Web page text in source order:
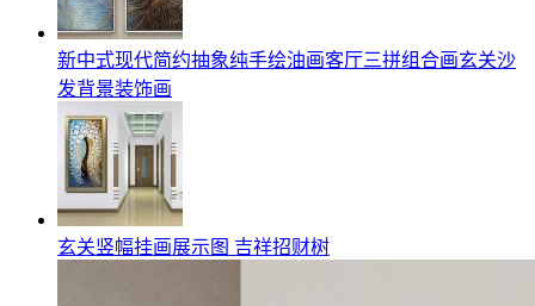
新中式现代简约抽象纯手绘油画客厅三拼组合画玄关沙
发背景装饰画
玄关竖幅挂画展示图 吉祥招财树